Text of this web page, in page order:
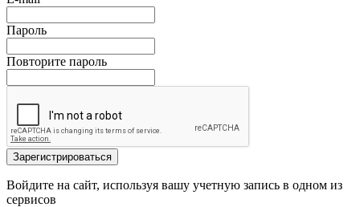
Пароль
Повторите пароль
Зарегистрироваться
Войдите на сайт, используя вашу учетную запись в одном из
сервисов